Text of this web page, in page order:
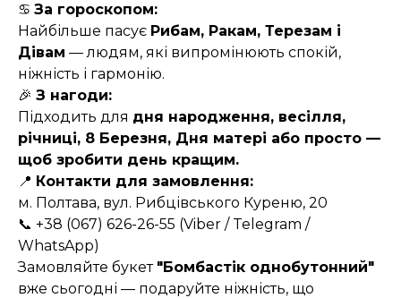
♋ За гороскопом:
Найбільше пасує Рибам, Ракам, Терезам і
Дівам — людям, які випромінюють спокій,
ніжність і гармонію.
🎉 З нагоди:
Підходить для дня народження, весілля,
річниці, 8 Березня, Дня матері або просто —
щоб зробити день кращим.
📍 Контакти для замовлення:
м. Полтава, вул. Рибцівського Куреню, 20
📞 +38 (067) 626-26-55 (Viber / Telegram /
WhatsApp)
Замовляйте букет "Бомбастік однобутонний"
вже сьогодні — подаруйте ніжність, що